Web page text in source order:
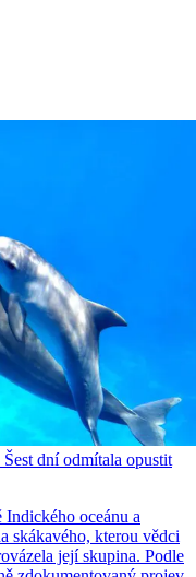
dní odmítala opustit
Indického oceánu a
skákavého, kterou vědci
její skupina. Podle